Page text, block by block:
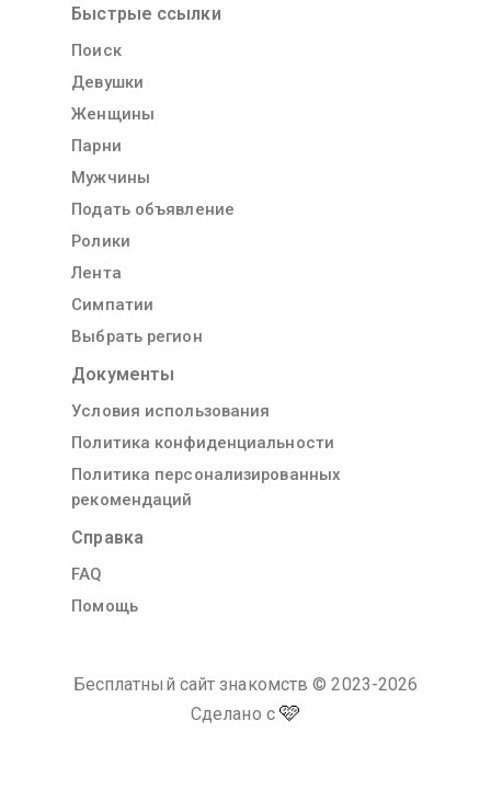
Быстрые ссылки
Поиск
Девушки
Женщины
Парни
Мужчины
Подать объявление
Ролики
Лента
Симпатии
Выбрать регион
Документы
Условия использования
Политика конфиденциальности
Политика персонализированных
рекомендаций
Справка
FAQ
Помощь
Бесплатный сайт знакомств © 2023-2026
Сделано с 🩷